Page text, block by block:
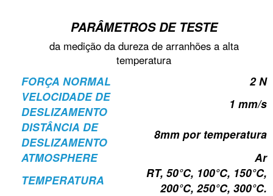
PARÂMETROS DE TESTE
da medição da dureza de arranhões a alta
temperatura
FORÇA NORMAL
2 N
VELOCIDADE DE
DESLIZAMENTO
1 mm/s
DISTÂNCIA DE
DESLIZAMENTO
8mm por temperatura
ATMOSPHERE
Ar
TEMPERATURA
RT, 50°C, 100°C, 150°C,
200°C, 250°C, 300°C.